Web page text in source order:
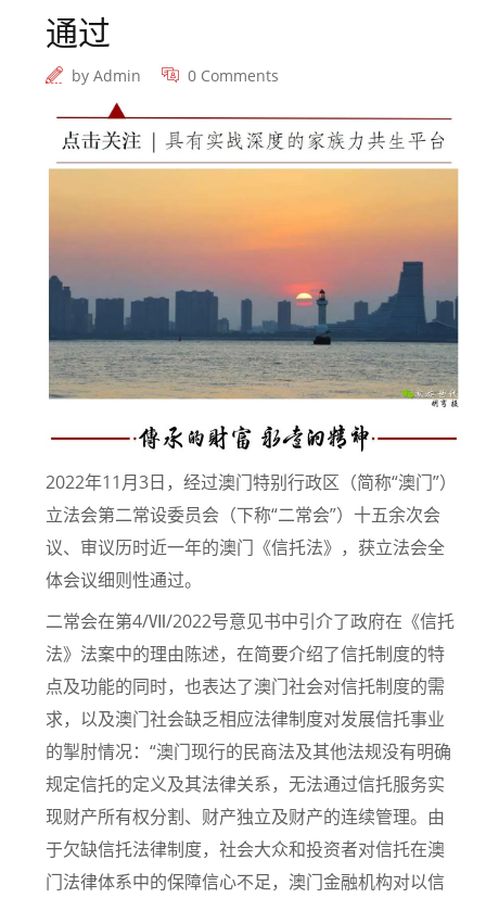
通过
byAdmin 0 Comments
2022年11月3日，经过澳门特别行政区（简称“澳门”）
立法会第二常设委员会（下称“二常会”）十五余次会
议、审议历时近一年的澳门《信托法》，获立法会全
体会议细则性通过。
二常会在第4/Ⅶ/2022号意见书中引介了政府在《信托
法》法案中的理由陈述，在简要介绍了信托制度的特
点及功能的同时，也表达了澳门社会对信托制度的需
求，以及澳门社会缺乏相应法律制度对发展信托事业
的掣肘情况：“澳门现行的民商法及其他法规没有明确
规定信托的定义及其法律关系，无法通过信托服务实
现财产所有权分割、财产独立及财产的连续管理。由
于欠缺信托法律制度，社会大众和投资者对信托在澳
门法律体系中的保障信心不足，澳门金融机构对以信